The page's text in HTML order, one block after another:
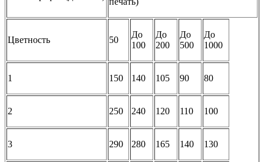
Цветность 50
До
100
До
200
До
500
До
1000
1 150 140 105 90 80
2 250 240 120 110 100
3 290 280 165 140 130